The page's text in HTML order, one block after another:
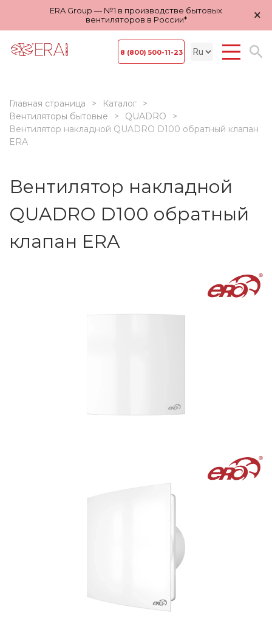
ERA Group — №1 в производстве бытовых
вентиляторов в России*
×
8 (800) 500-11-23
Главная страница
Каталог
Вентиляторы бытовые
QUADRO
Вентилятор накладной QUADRO D100 обратный клапан
ERA
Вентилятор накладной
QUADRO D100 обратный
клапан ERA